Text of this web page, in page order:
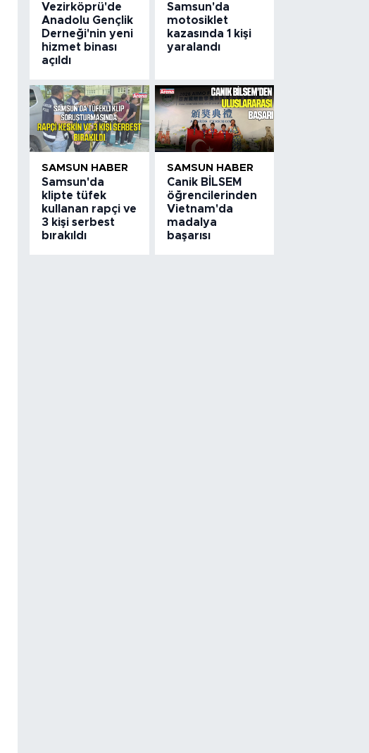
Vezirköprü'de
Anadolu Gençlik
Derneği'nin yeni
hizmet binası
açıldı
Samsun'da
motosiklet
kazasında 1 kişi
yaralandı
SAMSUN HABER
Samsun'da
klipte tüfek
kullanan rapçi ve
3 kişi serbest
bırakıldı
SAMSUN HABER
Canik BİLSEM
öğrencilerinden
Vietnam'da
madalya
başarısı